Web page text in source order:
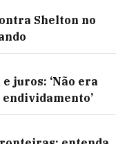
Shelton no
juros: ‘Não era